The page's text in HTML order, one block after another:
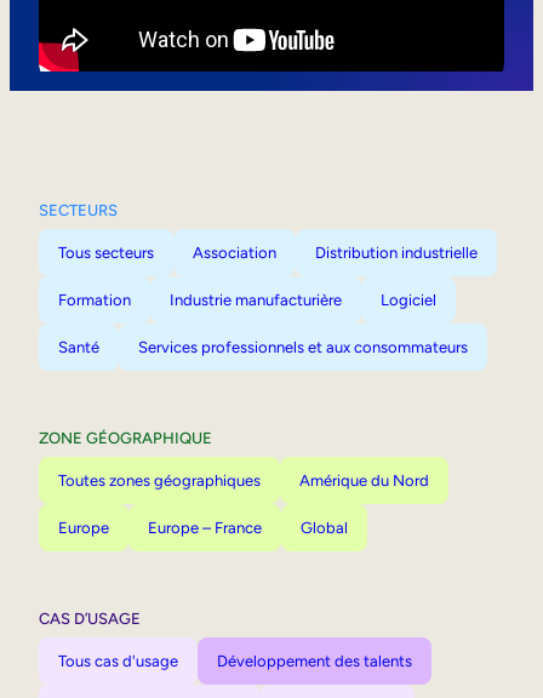
SECTEURS
Tous secteurs Association Distribution industrielle
Formation Industrie manufacturière Logiciel
Santé Services professionnels et aux consommateurs
ZONE GÉOGRAPHIQUE
Toutes zones géographiques Amérique du Nord
Europe Europe – France Global
CAS D’USAGE
Tous cas d'usage Développement des talents